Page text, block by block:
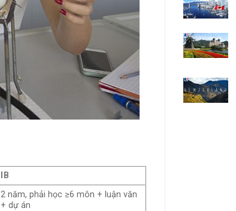
IB
2 năm, phải học ≥6 môn + luận văn
+ dự án